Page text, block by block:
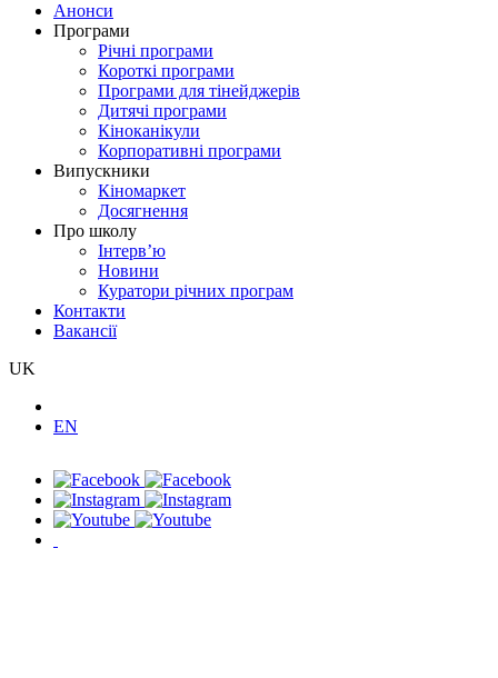
Анонси
Програми
Річні програми
Короткі програми
Програми для тінейджерів
Дитячі програми
Кіноканікули
Корпоративні програми
Випускники
Кіномаркет
Досягнення
Про школу
Інтерв’ю
Новини
Куратори річних програм
Контакти
Вакансії
UK
EN